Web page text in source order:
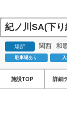
紀ノ川SA(下り
場所 関西 和
駐車場あり
施設TOP 詳細